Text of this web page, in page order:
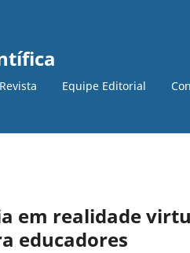
Equipe Editorial
em realidade
educadores